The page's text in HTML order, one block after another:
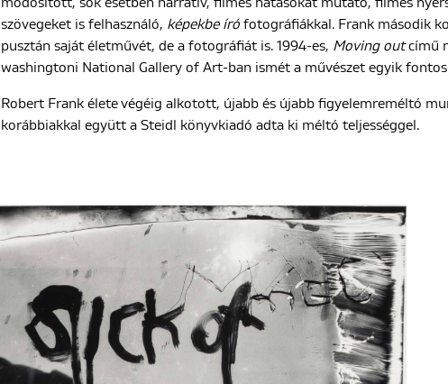
szövegeket is felhasználó, képekbe író fotográfiákkal. Frank második
pusztán saját életművét, de a fotográfiát is. 1994-es, Moving outcímű
washingtoni National Gallery of Art-ban ismét a művészet egyik
Robert Frank élete végéig alkotott, újabb és újabb figyelemreméltó
korábbiakkal együtt a Steidl könyvkiadó adta ki méltó teljességgel.